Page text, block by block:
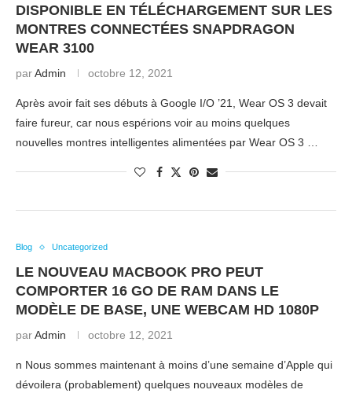
DISPONIBLE EN TÉLÉCHARGEMENT SUR LES
MONTRES CONNECTÉES SNAPDRAGON
WEAR 3100
parAdmin octobre 12, 2021
Après avoir fait ses débuts à Google I/O ’21, Wear OS 3 devait
faire fureur, car nous espérions voir au moins quelques
nouvelles montres intelligentes alimentées par Wear OS 3 …
Blog Uncategorized
LE NOUVEAU MACBOOK PRO PEUT
COMPORTER 16 GO DE RAM DANS LE
MODÈLE DE BASE, UNE WEBCAM HD 1080P
parAdmin octobre 12, 2021
n Nous sommes maintenant à moins d’une semaine d’Apple qui
dévoilera (probablement) quelques nouveaux modèles de